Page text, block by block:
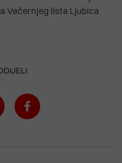
Večernjeg lista Ljubica